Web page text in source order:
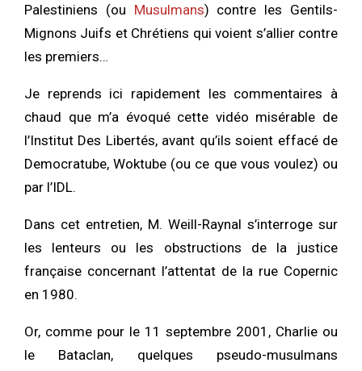
Palestiniens (ou Musulmans) contre les Gentils-
Mignons Juifs et Chrétiens qui voient s’allier contre
les premiers…
Je reprends ici rapidement les commentaires à
chaud que m’a évoqué cette vidéo misérable de
l’Institut Des Libertés, avant qu’ils soient effacé de
Democratube, Woktube (ou ce que vous voulez) ou
par l’IDL.
Dans cet entretien, M. Weill-Raynal s’interroge sur
les lenteurs ou les obstructions de la justice
française concernant l’attentat de la rue Copernic
en 1980.
Or, comme pour le 11 septembre 2001, Charlie ou
le Bataclan, quelques pseudo-musulmans